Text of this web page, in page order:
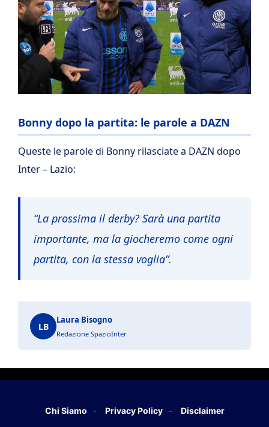
Bonny dopo la partita: le parole a DAZN
Queste le parole di Bonny rilasciate a DAZN dopo
Inter – Lazio:
“La prossima il derby? Sarà una partita
importante, ma la giocheremo come ogni
partita, con la stessa voglia”.
LB
Laura Bisogno
Redazione SpazioInter
Chi Siamo Privacy Policy Disclaimer